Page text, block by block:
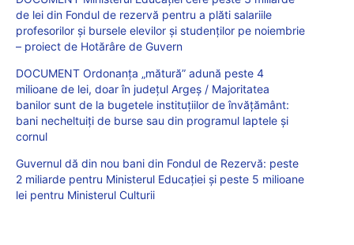
de lei din Fondul de rezervă pentru a plăti salariile
profesorilor și bursele elevilor și studenților pe noiembrie
– proiect de Hotărâre de Guvern
DOCUMENT Ordonanța „mătură” adună peste 4
milioane de lei, doar în județul Argeș / Majoritatea
banilor sunt de la bugetele instituțiilor de învățământ:
bani necheltuiți de burse sau din programul laptele și
cornul
Guvernul dă din nou bani din Fondul de Rezervă: peste
2 miliarde pentru Ministerul Educației și peste 5 milioane
lei pentru Ministerul Culturii